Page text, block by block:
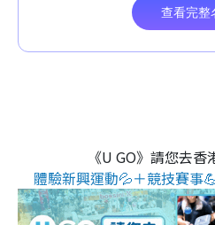
《U GO》請您去香
體驗新興運動💦＋競技賽事